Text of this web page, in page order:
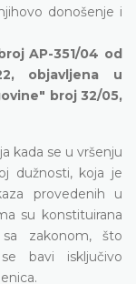
donošenje i
AP-351/04 od
objavljena u
broj 32/05,
kada se u vršenju
dužnosti, koja je
provedenih u
su konstituirana
zakonom, što
bavi isključivo